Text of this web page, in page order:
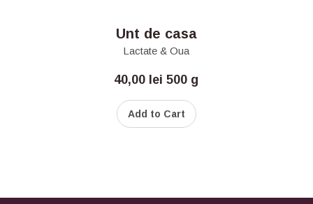
Unt de casa
Lactate & Oua
40,00 lei 500 g
Add to Cart